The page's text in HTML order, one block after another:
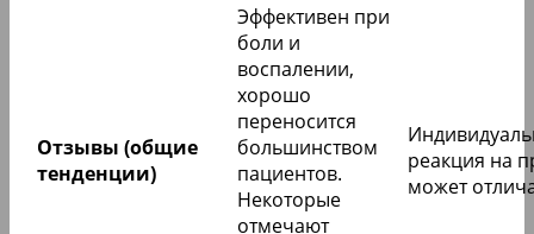
Отзывы (общие
тенденции)
Эффективен при
боли и
воспалении,
хорошо
переносится
большинством
пациентов.
Некоторые
отмечают
реакция на
может